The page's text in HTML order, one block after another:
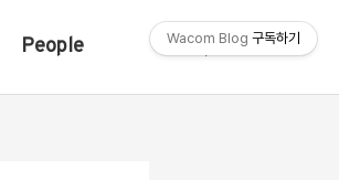
People Shop
Wacom Blog 구독하기